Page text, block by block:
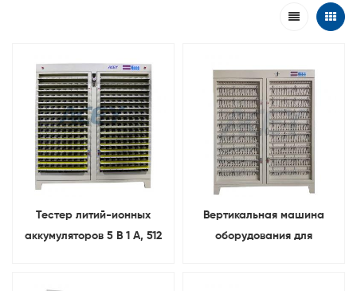
Тестер литий-ионных
аккумуляторов 5 В 1 А, 512
Вертикальная машина
оборудования для